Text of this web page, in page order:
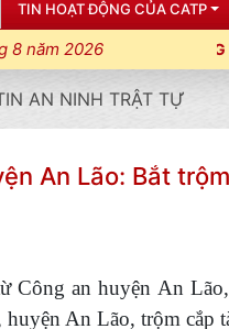
TIN HOẠT ĐỘNG CỦA CATP
8 năm 2026
SỐNG VĂN HÓA VÌ NHÂN
AN NINH TRẬT TỰ
An Lão: Bắt
Công an huyện An
huyện An Lão, trộm cắp